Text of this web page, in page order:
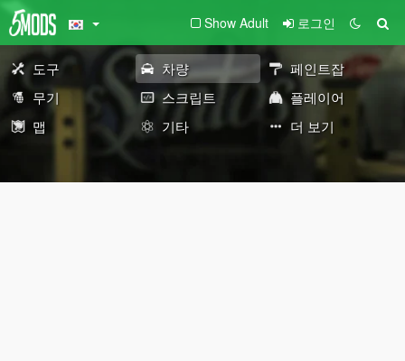
Show Adult 로그인
도구 차량
페인트잡
무기
스크립트
플레이어
맵
기타 더 보기